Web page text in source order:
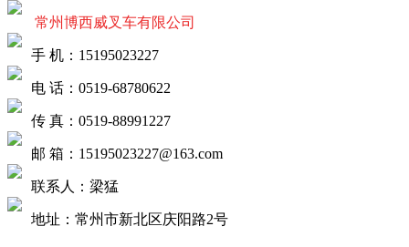
常州博西威叉车有限公司
手 机：15195023227
电 话：0519-68780622
传 真：0519-88991227
邮 箱：15195023227@163.com
联系人：梁猛
地址：常州市新北区庆阳路2号